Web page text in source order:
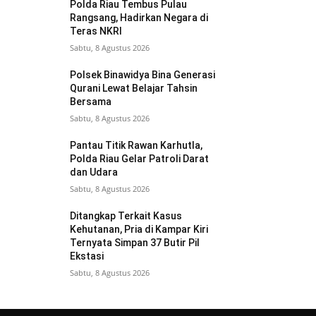
Polda Riau Tembus Pulau
Rangsang, Hadirkan Negara di
Teras NKRI
Sabtu, 8 Agustus 2026
Polsek Binawidya Bina Generasi
Qurani Lewat Belajar Tahsin
Bersama
Sabtu, 8 Agustus 2026
Pantau Titik Rawan Karhutla,
Polda Riau Gelar Patroli Darat
dan Udara
Sabtu, 8 Agustus 2026
Ditangkap Terkait Kasus
Kehutanan, Pria di Kampar Kiri
Ternyata Simpan 37 Butir Pil
Ekstasi
Sabtu, 8 Agustus 2026